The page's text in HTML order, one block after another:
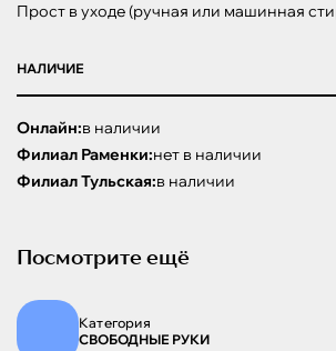
Прост в уходе (ручная или машинная
НАЛИЧИЕ
Онлайн:в наличии
Филиал Раменки:нет в наличии
Филиал Тульская:в наличии
Посмотрите ещё
Категория
СВОБОДНЫЕ РУКИ